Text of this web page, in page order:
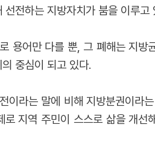
선전하는 지방자치가 붐을 이루고
용어만 다를 뿐, 그 폐해는 지방
중심이 되고 있다.
이라는 말에 비해 지방분권이라
로 지역 주민이 스스로 삶을 개